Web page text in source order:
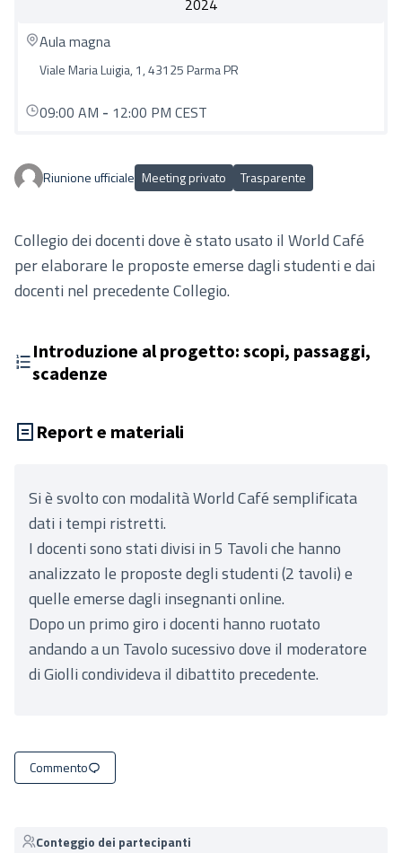
2024
Aula magna
Viale Maria Luigia, 1, 43125 Parma PR
09:00 AM - 12:00 PM CEST
Riunione ufficiale Meeting privato Trasparente
Collegio dei docenti dove è stato usato il World Café
per elaborare le proposte emerse dagli studenti e dai
docenti nel precedente Collegio.
Introduzione al progetto: scopi, passaggi,
scadenze
Report e materiali
Si è svolto con modalità World Café semplificata
dati i tempi ristretti.
I docenti sono stati divisi in 5 Tavoli che hanno
analizzato le proposte degli studenti (2 tavoli) e
quelle emerse dagli insegnanti online.
Dopo un primo giro i docenti hanno ruotato
andando a un Tavolo sucessivo dove il moderatore
di Giolli condivideva il dibattito precedente.
Commento
Conteggio dei partecipanti